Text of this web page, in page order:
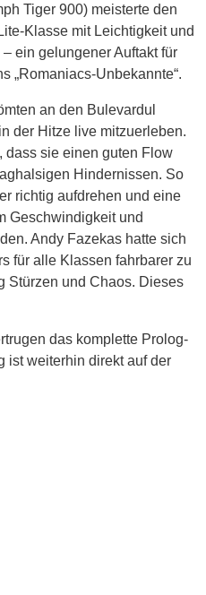
Tiger 900) meisterte den
Klasse mit Leichtigkeit und
ein gelungener Auftakt für
„Romaniacs-Unbekannte“.
an den Bulevardul
der Hitze live mitzuerleben.
dass sie einen guten Flow
Hindernissen. So
richtig aufdrehen und eine
Geschwindigkeit und
Andy Fazekas hatte sich
für alle Klassen fahrbarer zu
Stürzen und Chaos. Dieses
das komplette Prolog-
ist weiterhin direkt auf der